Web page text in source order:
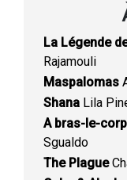
La Légende
Rajamouli
Maspalomas
Shana Lila
A bras-le-
Sgualdo
The Plague